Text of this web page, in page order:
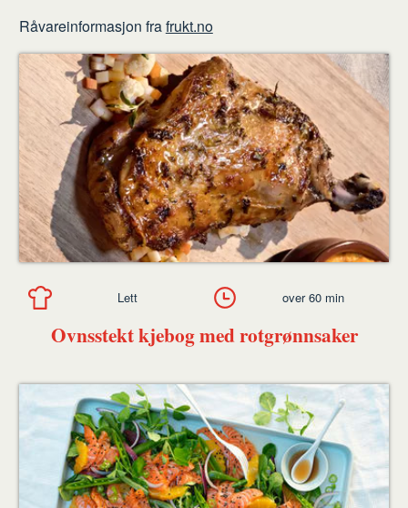
Råvareinformasjon frafrukt.no
Ovnsstekt kjebog med rotgrønnsaker
Lett over 60 min